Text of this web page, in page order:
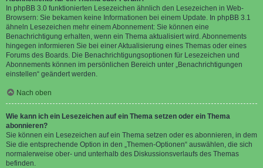
In phpBB 3.0 funktionierten Lesezeichen ähnlich den Lesezeichen in Web-
Browsern: Sie bekamen keine Informationen bei einem Update. In phpBB 3.1
ähneln Lesezeichen mehr einem Abonnement: Sie können eine
Benachrichtigung erhalten, wenn ein Thema aktualisiert wird. Abonnements
hingegen informieren Sie bei einer Aktualisierung eines Themas oder eines
Forums des Boards. Die Benachrichtigungsoptionen für Lesezeichen und
Abonnements können im persönlichen Bereich unter „Benachrichtigungen
einstellen“ geändert werden.
Nach oben
Wie kann ich ein Lesezeichen auf ein Thema setzen oder ein Thema
abonnieren?
Sie können ein Lesezeichen auf ein Thema setzen oder es abonnieren, in dem
Sie die entsprechende Option in den „Themen-Optionen“ auswählen, die sich
normalerweise ober- und unterhalb des Diskussionsverlaufs des Themas
befinden.